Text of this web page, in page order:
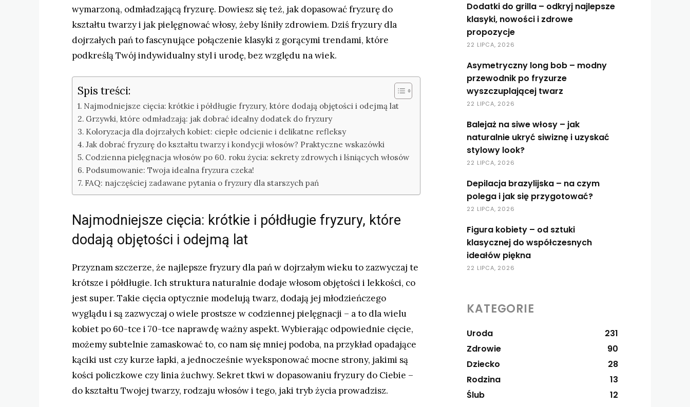
wymarzoną, odmładzającą fryzurę. Dowiesz się też, jak dopasować fryzurę do
kształtu twarzy i jak pielęgnować włosy, żeby lśniły zdrowiem. Dziś fryzury dla
dojrzałych pań to fascynujące połączenie klasyki z gorącymi trendami, które
podkreślą Twój indywidualny styl i urodę, bez względu na wiek.
Spis treści:
Najmodniejsze cięcia: krótkie i półdługie fryzury, które dodają objętości i odejmą lat
Grzywki, które odmładzają: jak dobrać idealny dodatek do fryzury
Koloryzacja dla dojrzałych kobiet: ciepłe odcienie i delikatne refleksy
Jak dobrać fryzurę do kształtu twarzy i kondycji włosów? Praktyczne wskazówki
Codzienna pielęgnacja włosów po 60. roku życia: sekrety zdrowych i lśniących włosów
Podsumowanie: Twoja idealna fryzura czeka!
FAQ: najczęściej zadawane pytania o fryzury dla starszych pań
Najmodniejsze cięcia: krótkie i półdługie fryzury, które
dodają objętości i odejmą lat
Przyznam szczerze, że najlepsze fryzury dla pań w dojrzałym wieku to zazwyczaj te
krótsze i półdługie. Ich struktura naturalnie dodaje włosom objętości i lekkości, co
jest super. Takie cięcia optycznie modelują twarz, dodają jej młodzieńczego
wyglądu i są zazwyczaj o wiele prostsze w codziennej pielęgnacji – a to dla wielu
kobiet po 60-tce i 70-tce naprawdę ważny aspekt. Wybierając odpowiednie cięcie,
możemy subtelnie zamaskować to, co nam się mniej podoba, na przykład opadające
kąciki ust czy kurze łapki, a jednocześnie wyeksponować mocne strony, jakimi są
kości policzkowe czy linia żuchwy. Sekret tkwi w dopasowaniu fryzury do Ciebie –
do kształtu Twojej twarzy, rodzaju włosów i tego, jaki tryb życia prowadzisz.
Dodatki do grilla – odkryj najlepsze
klasyki, nowości i zdrowe
propozycje
22 LIPCA, 2026
Asymetryczny long bob – modny
przewodnik po fryzurze
wyszczuplającej twarz
22 LIPCA, 2026
Balejaż na siwe włosy – jak
naturalnie ukryć siwiznę i uzyskać
stylowy look?
22 LIPCA, 2026
Depilacja brazylijska – na czym
polega i jak się przygotować?
22 LIPCA, 2026
Figura kobiety – od sztuki
klasycznej do współczesnych
ideałów piękna
22 LIPCA, 2026
KATEGORIE
Uroda
231
Zdrowie
90
Dziecko
28
Rodzina
13
Ślub
12